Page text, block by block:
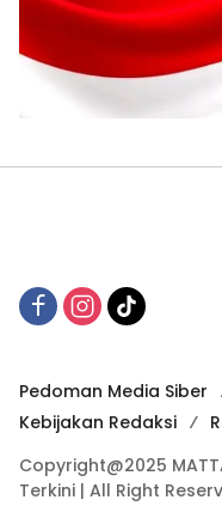
Pedoman Media Siber
Kebijakan Redaksi
Copyright@2025
Terkini | All Right